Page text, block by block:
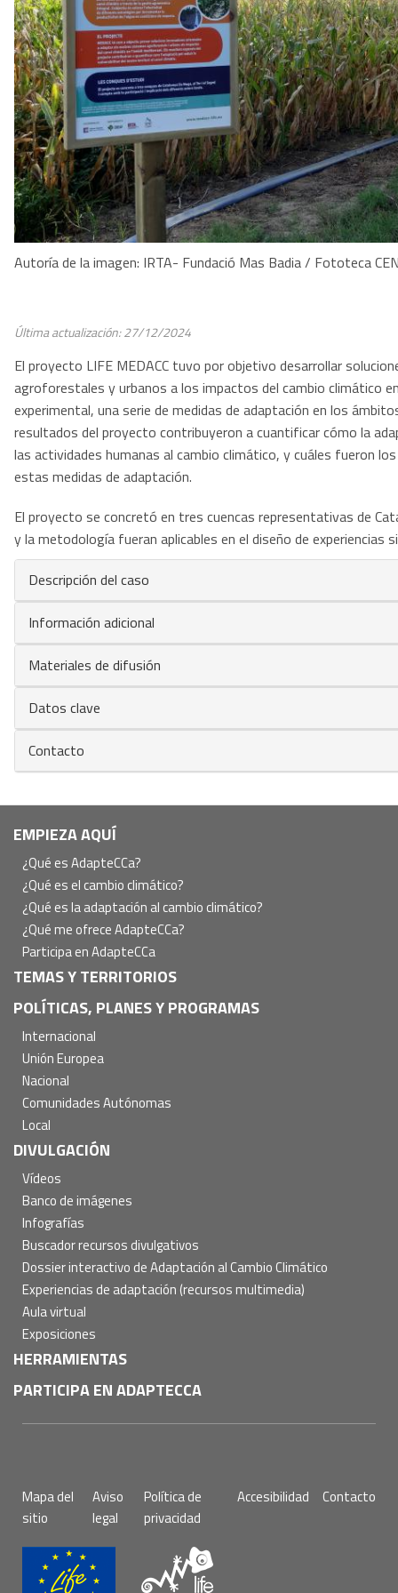
Autoría de la imagen: IRTA- Fundació Mas Badia / Fototeca
Última actualización: 27/12/2024
El proyecto LIFE MEDACC tuvo por objetivo desarrollar
agroforestales y urbanos a los impactos del cambio climático
experimental, una serie de medidas de adaptación en los
resultados del proyecto contribuyeron a cuantificar cómo la
las actividades humanas al cambio climático, y cuáles fueron
estas medidas de adaptación.
El proyecto se concretó en tres cuencas representativas de
y la metodología fueran aplicables en el diseño de
Descripción del caso
Información adicional
Materiales de difusión
Datos clave
Contacto
Navegación
principal
EMPIEZA AQUÍ
¿Qué es AdapteCCa?
¿Qué es el cambio climático?
¿Qué es la adaptación al cambio climático?
¿Qué me ofrece AdapteCCa?
Participa en AdapteCCa
TEMAS Y TERRITORIOS
POLÍTICAS, PLANES Y PROGRAMAS
Internacional
Unión Europea
Nacional
Comunidades Autónomas
Local
DIVULGACIÓN
Vídeos
Banco de imágenes
Infografías
Buscador recursos divulgativos
Dossier interactivo de Adaptación al Cambio Climático
Experiencias de adaptación (recursos multimedia)
Aula virtual
Exposiciones
HERRAMIENTAS
PARTICIPA EN ADAPTECCA
de
página
Mapa del
sitio
Aviso
legal
Política de
privacidad
Accesibilidad Contacto